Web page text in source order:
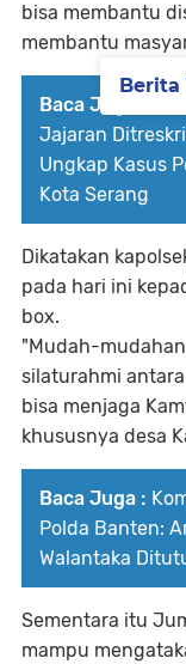
bisa membantu
membantu
Baca Juga :
Jajaran
Ungkap Kasus
Kota Serang
Dikatakan
pada hari ini
box.
"Mudah-
silaturahmi
bisa menjaga
khususnya desa
Baca Juga :
Polda Banten:
Walantaka
Sementara itu
mampu
Berita